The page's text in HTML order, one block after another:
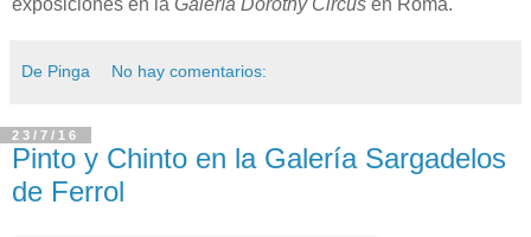
De Pinga No hay comentarios:
23/7/16
Pinto y Chinto en la Galería Sargadelos
de Ferrol